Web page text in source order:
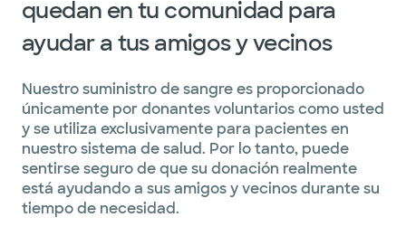
quedan en tu comunidad para
ayudar a tus amigos y vecinos
Nuestro suministro de sangre es proporcionado
únicamente por donantes voluntarios como usted
y se utiliza exclusivamente para pacientes en
nuestro sistema de salud. Por lo tanto, puede
sentirse seguro de que su donación realmente
está ayudando a sus amigos y vecinos durante su
tiempo de necesidad.